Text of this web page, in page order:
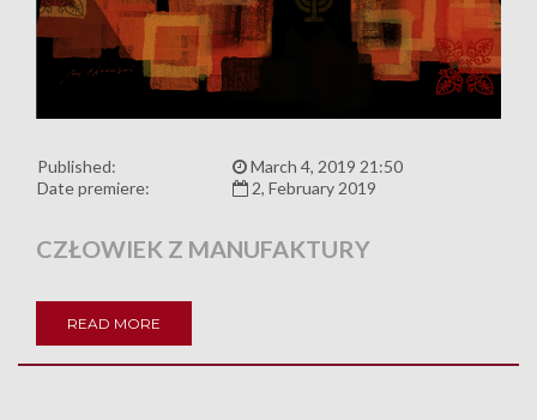
Published:
March 4, 2019 21:50
Date premiere:
2, February 2019
CZŁOWIEK Z MANUFAKTURY
READ MORE